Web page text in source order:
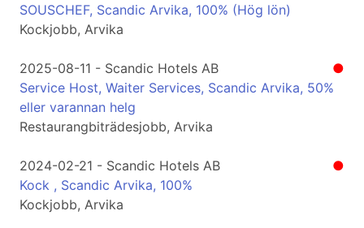
SOUSCHEF, Scandic Arvika, 100% (Hög lön)
Kockjobb, Arvika
●
2025-08-11 - Scandic Hotels AB
Service Host, Waiter Services, Scandic Arvika, 50%
eller varannan helg
Restaurangbiträdesjobb, Arvika
●
2024-02-21 - Scandic Hotels AB
Kock , Scandic Arvika, 100%
Kockjobb, Arvika